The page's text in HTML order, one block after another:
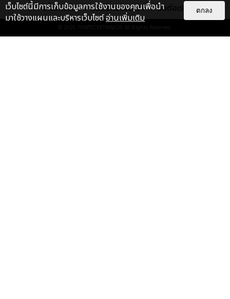
ไม่ว่าจะวันนี้หรือวันไหน ก็จะยังภูมิใจ
ในตัว &QUOT;แจบอม&QUOT;
เหมือนเดิม! ประมวลภาพ JA...
เกี่ยวกับเรา ติดต่อลงโฆษณา ติดต่อเรา
© 2026 THAITICKETMAJOR All Rights Reserved.
เว็บไซต์นี้มีการเก็บข้อมูลการใช้งานของคุณเพื่อนำ
มาใช้วางแผนและบริหารเว็บไซต์อ่านเพิ่มเติม
ตกลง